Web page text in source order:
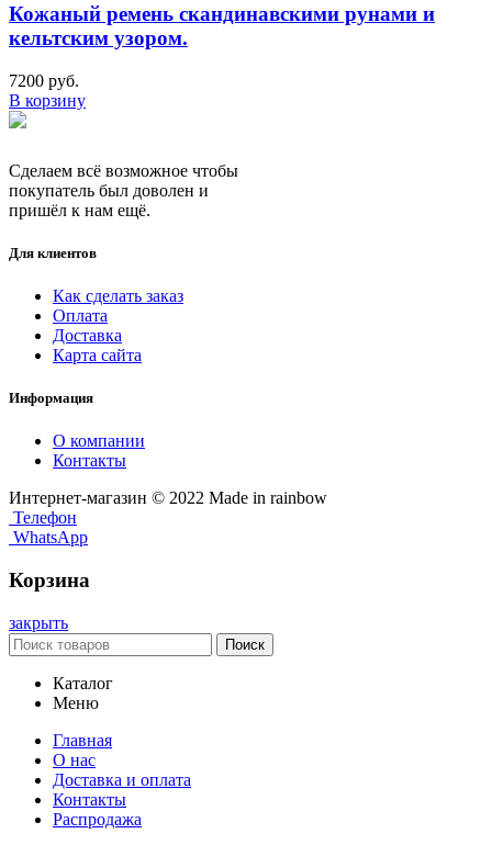
Кожаный ремень скандинавскими рунами и
кельтским узором.
7200 руб.
В корзину
Сделаем всё возможное чтобы
покупатель был доволен и
пришёл к нам ещё.
Для клиентов
Как сделать заказ
Оплата
Доставка
Карта сайта
Информация
О компании
Контакты
Интернет-магазин © 2022 Made in rainbow
Телефон
WhatsApp
Корзина
закрыть
Поиск
Каталог
Меню
Главная
О нас
Доставка и оплата
Контакты
Распродажа